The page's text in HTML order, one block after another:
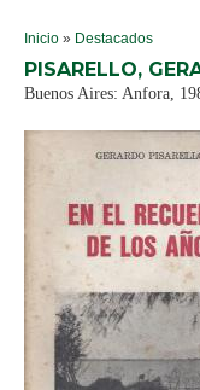
SE ENCUENTRA
Inicio » Destacados
PISARELLO,
Buenos Aires: Anfora,